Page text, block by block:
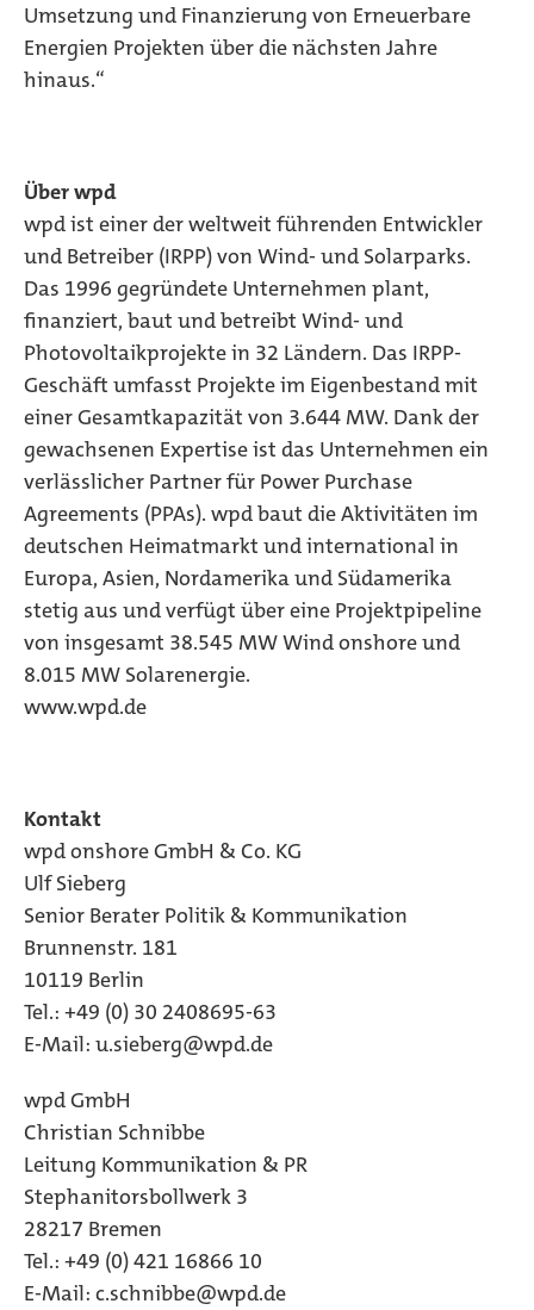
Umsetzung und Finanzierung von Erneuerbare
Energien Projekten über die nächsten Jahre
hinaus.“
Über wpd
wpd ist einer der weltweit führenden Entwickler
und Betreiber (IRPP) von Wind- und Solarparks.
Das 1996 gegründete Unternehmen plant,
finanziert, baut und betreibt Wind- und
Photovoltaikprojekte in 32 Ländern. Das IRPP-
Geschäft umfasst Projekte im Eigenbestand mit
einer Gesamtkapazität von 3.644 MW. Dank der
gewachsenen Expertise ist das Unternehmen ein
verlässlicher Partner für Power Purchase
Agreements (PPAs). wpd baut die Aktivitäten im
deutschen Heimatmarkt und international in
Europa, Asien, Nordamerika und Südamerika
stetig aus und verfügt über eine Projektpipeline
von insgesamt 38.545 MW Wind onshore und
8.015 MW Solarenergie.
www.wpd.de
Kontakt
wpd onshore GmbH & Co. KG
Ulf Sieberg
Senior Berater Politik & Kommunikation
Brunnenstr. 181
10119 Berlin
Tel.: +49 (0) 30 2408695-63
E-Mail: u.sieberg@wpd.de
wpd GmbH
Christian Schnibbe
Leitung Kommunikation & PR
Stephanitorsbollwerk 3
28217 Bremen
Tel.: +49 (0) 421 16866 10
E-Mail: c.schnibbe@wpd.de